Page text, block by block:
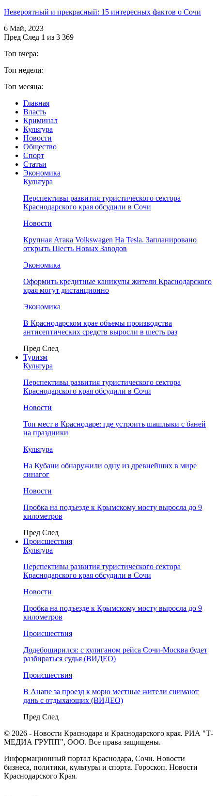
Невероятный и прекрасный: 15 интересных фактов о Сочи
6 Май, 2023
Пред След 1 из 3 369
Топ вчера:
Топ недели:
Топ месяца:
Главная
Власть
Криминал
Культура
Новости
Общество
Спорт
Статьи
Экономика
Культура
Перспективы развития туристического сектора
Краснодарского края обсудили в Сочи
Новости
Крупная Атака Volkswagen На Tesla. Запланировано
открыть Шесть Новых Заводов
Экономика
Оформить кредитные каникулы жители Краснодарского
края могут дистанционно
Экономика
В Краснодарском крае объемы производства
антисептических средств выросли в шесть раз
Пред След
Туризм
Культура
Перспективы развития туристического сектора
Краснодарского края обсудили в Сочи
Новости
Топ мест в Краснодаре: где устроить шашлыки с баней
на праздники
Культура
На Кубани обнаружили одну из древнейших в мире
синагог
Новости
Пробка на подъезде к Крымскому мосту выросла до 9
километров
Пред След
Происшествия
Культура
Перспективы развития туристического сектора
Краснодарского края обсудили в Сочи
Новости
Пробка на подъезде к Крымскому мосту выросла до 9
километров
Происшествия
Додебоширился: с хулиганом рейса Сочи-Москва будет
разбираться судья (ВИДЕО)
Происшествия
В Анапе за проезд к морю местные жители снимают
дань с отдыхающих (ВИДЕО)
Пред След
© 2026 - Новости Краснодара и Краснодарского края. РИА "Т-
МЕДИА ГРУПП", ООО. Все права защищены.
Информационный портал Краснодара, Сочи. Новости
бизнеса, политики, культуры и спорта. Гороскоп. Новости
Краснодарского Края.